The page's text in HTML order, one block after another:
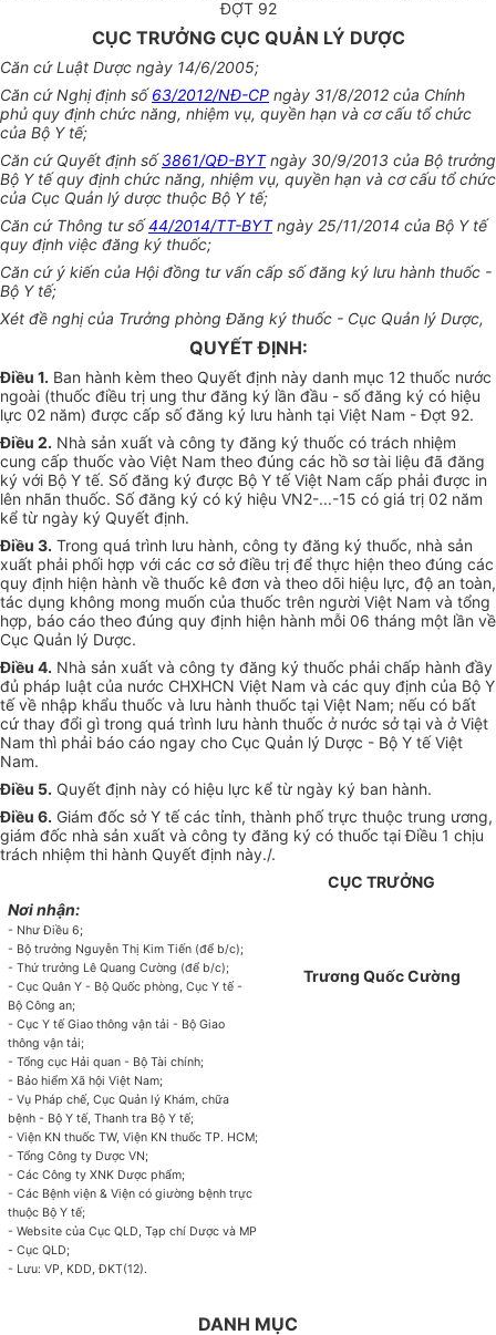
ĐỢT 92
CỤC TRƯỞNG CỤC QUẢN LÝ DƯỢC
Căn cứ Luật Dược ngày 14/6/2005;
Căn cứ Nghị định số63/2012/NĐ-CP ngày 31/8/2012 của Chính
phủ quy định chức năng, nhiệm vụ, quyền hạn và cơ cấu tổ chức
của Bộ Y tế;
Căn cứ Quyết định số3861/QĐ-BYTngày 30/9/2013 của Bộ trưởng
Bộ Y tế quy định chức năng, nhiệm vụ, quyền hạn và cơ cấu tổ chức
của Cục Quản lý dược thuộc Bộ Y tế;
Căn cứ Thông tư số44/2014/TT-BYTngày 25/11/2014 của Bộ Y tế
quy định việc đăng ký thuốc;
Căn cứ ý kiến của Hội đồng tư vấn cấp số đăng ký lưu hành thuốc -
Bộ Y tế;
Xét đề nghị của Trưởng phòng Đăng ký thuốc - Cục Quản lý Dược,
QUYẾT ĐỊNH:
Điều 1. Ban hành kèm theo Quyết định này danh mục 12 thuốc nước
ngoài (thuốc điều trị ung thư đăng ký lần đầu - số đăng ký có hiệu
lực 02 năm) được cấp số đăng ký lưu hành tại Việt Nam - Đợt 92.
Điều 2. Nhà sản xuất và công ty đăng ký thuốc có trách nhiệm
cung cấp thuốc vào Việt Nam theo đúng các hồ sơ tài liệu đã đăng
ký với Bộ Y tế. Số đăng ký được Bộ Y tế Việt Nam cấp phải được in
lên nhãn thuốc. Số đăng ký có ký hiệu VN2-...-15 có giá trị 02 năm
kể từ ngày ký Quyết định.
Điều 3. Trong quá trình lưu hành, công ty đăng ký thuốc, nhà sản
xuất phải phối hợp với các cơ sở điều trị để thực hiện theo đúng các
quy định hiện hành về thuốc kê đơn và theo dõi hiệu lực, độ an toàn,
tác dụng không mong muốn của thuốc trên người Việt Nam và tổng
hợp, báo cáo theo đúng quy định hiện hành mỗi 06 tháng một lần về
Cục Quản lý Dược.
Điều 4. Nhà sản xuất và công ty đăng ký thuốc phải chấp hành đầy
đủ pháp luật của nước CHXHCN Việt Nam và các quy định của Bộ Y
tế về nhập khẩu thuốc và lưu hành thuốc tại Việt Nam; nếu có bất
cứ thay đổi gì trong quá trình lưu hành thuốc ở nước sở tại và ở Việt
Nam thì phải báo cáo ngay cho Cục Quản lý Dược - Bộ Y tế Việt
Nam.
Điều 5. Quyết định này có hiệu lực kể từ ngày ký ban hành.
Điều 6. Giám đốc sở Y tế các tỉnh, thành phố trực thuộc trung ương,
giám đốc nhà sản xuất và công ty đăng ký có thuốc tại Điều 1 chịu
trách nhiệm thi hành Quyết định này./.
Nơi nhận:
- Như Điều 6;
- Bộ trưởng Nguyễn Thị Kim Tiến (để b/c);
- Thứ trưởng LêQuang Cường (để b/c);
- Cục Quân Y - Bộ Quốc phòng, Cục Y tế -
Bộ Công an;
- Cục Y tế Giao thông vận tải - Bộ Giao
thông vận tải;
- Tổng cục Hải quan - Bộ Tài chính;
- Bảo hiểm Xã hội Việt Nam;
- Vụ Pháp chế, Cục Quản lý Khám, chữa
bệnh - Bộ Y tế,Thanh tra Bộ Y tế;
- Viện KN thuốc TW, Viện KN thuốc TP. HCM;
- Tổng Công ty Dược VN;
- Các Công ty XNK Dược phẩm;
- Các Bệnh viện & Viện có giường bệnh trực
thuộc Bộ Y tế;
- Website của Cục QLD, Tạp chí Dược và MP
- Cục QLD;
- Lưu: VP, KDD, ĐKT(12).
CỤC TRƯỞNG
Trương Quốc Cường
DANH MỤC